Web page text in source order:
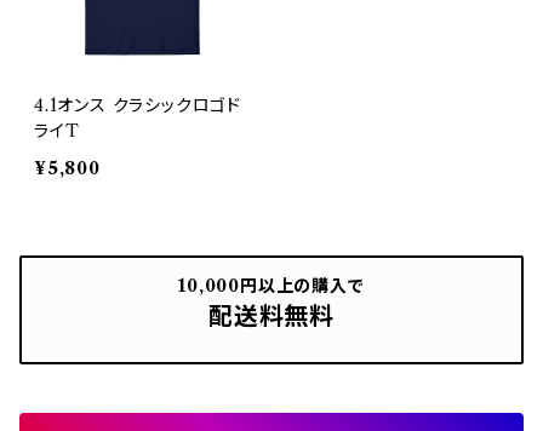
4.1オンス クラシックロゴド
ライT
¥5,800
10,000円以上の購入で
配送料無料